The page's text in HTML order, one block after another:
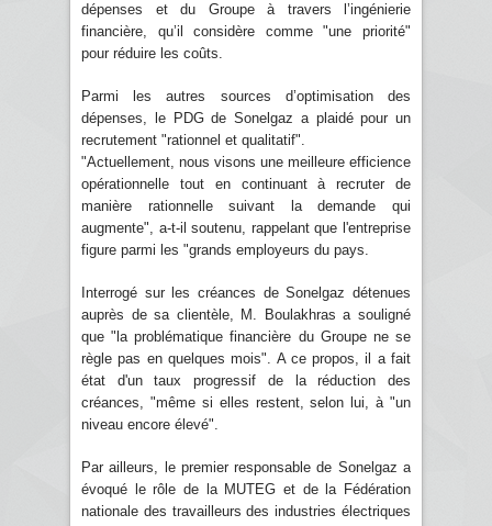
dépenses et du Groupe à travers l’ingénierie
financière, qu’il considère comme "une priorité"
pour réduire les coûts.
Parmi les autres sources d’optimisation des
dépenses, le PDG de Sonelgaz a plaidé pour un
recrutement "rationnel et qualitatif".
"Actuellement, nous visons une meilleure efficience
opérationnelle tout en continuant à recruter de
manière rationnelle suivant la demande qui
augmente", a-t-il soutenu, rappelant que l'entreprise
figure parmi les "grands employeurs du pays.
Interrogé sur les créances de Sonelgaz détenues
auprès de sa clientèle, M. Boulakhras a souligné
que "la problématique financière du Groupe ne se
règle pas en quelques mois". A ce propos, il a fait
état d'un taux progressif de la réduction des
créances, "même si elles restent, selon lui, à "un
niveau encore élevé".
Par ailleurs, le premier responsable de Sonelgaz a
évoqué le rôle de la MUTEG et de la Fédération
nationale des travailleurs des industries électriques